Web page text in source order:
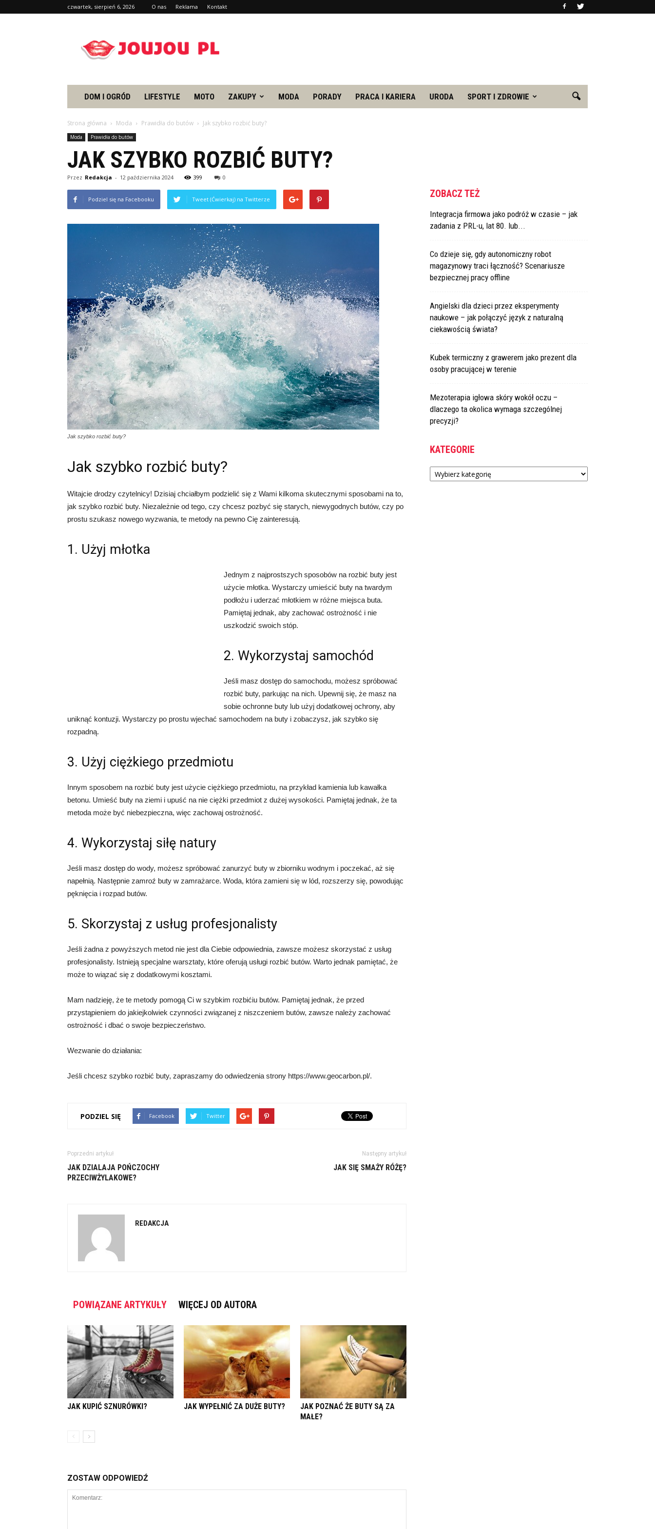
czwartek, sierpień 6, 2026 O nas Reklama Kontakt
DOM I OGRÓD LIFESTYLE MOTO ZAKUPY MODA PORADY PRACA I KARIERA URODA SPORT I ZDROWIE
Strona główna Moda Prawidła do butów Jak szybko rozbić buty?
Moda Prawidła do butów
JAK SZYBKO ROZBIĆ BUTY?
Przez Redakcja - 12 października 2024 399 0
Podziel się na Facebooku Tweet (Ćwierkaj) na Twitterze
Jak szybko rozbić buty?
Jak szybko rozbić buty?
Witajcie drodzy czytelnicy! Dzisiaj chciałbym podzielić się z Wami kilkoma skutecznymi sposobami na to,
jak szybko rozbić buty. Niezależnie od tego, czy chcesz pozbyć się starych, niewygodnych butów, czy po
prostu szukasz nowego wyzwania, te metody na pewno Cię zainteresują.
1. Użyj młotka
Jednym z najprostszych sposobów na rozbić buty jest
użycie młotka. Wystarczy umieścić buty na twardym
podłożu i uderzać młotkiem w różne miejsca buta.
Pamiętaj jednak, aby zachować ostrożność i nie
uszkodzić swoich stóp.
2. Wykorzystaj samochód
Jeśli masz dostęp do samochodu, możesz spróbować
rozbić buty, parkując na nich. Upewnij się, że masz na
sobie ochronne buty lub użyj dodatkowej ochrony, aby
uniknąć kontuzji. Wystarczy po prostu wjechać samochodem na buty i zobaczysz, jak szybko się
rozpadną.
3. Użyj ciężkiego przedmiotu
Innym sposobem na rozbić buty jest użycie ciężkiego przedmiotu, na przykład kamienia lub kawałka
betonu. Umieść buty na ziemi i upuść na nie ciężki przedmiot z dużej wysokości. Pamiętaj jednak, że ta
metoda może być niebezpieczna, więc zachowaj ostrożność.
4. Wykorzystaj siłę natury
Jeśli masz dostęp do wody, możesz spróbować zanurzyć buty w zbiorniku wodnym i poczekać, aż się
napełnią. Następnie zamroź buty w zamrażarce. Woda, która zamieni się w lód, rozszerzy się, powodując
pęknięcia i rozpad butów.
5. Skorzystaj z usług profesjonalisty
Jeśli żadna z powyższych metod nie jest dla Ciebie odpowiednia, zawsze możesz skorzystać z usług
profesjonalisty. Istnieją specjalne warsztaty, które oferują usługi rozbić butów. Warto jednak pamiętać, że
może to wiązać się z dodatkowymi kosztami.
Mam nadzieję, że te metody pomogą Ci w szybkim rozbićiu butów. Pamiętaj jednak, że przed
przystąpieniem do jakiejkolwiek czynności związanej z niszczeniem butów, zawsze należy zachować
ostrożność i dbać o swoje bezpieczeństwo.
Wezwanie do działania:
Jeśli chcesz szybko rozbić buty, zapraszamy do odwiedzenia strony https://www.geocarbon.pl/.
PODZIEL SIĘ Facebook Twitter
Poprzedni artykuł
JAK DZIALAJA POŃCZOCHY
PRZECIWŻYLAKOWE?
Następny artykuł
JAK SIĘ SMAŻY RÓŻĘ?
REDAKCJA
POWIĄZANE ARTYKUŁY WIĘCEJ OD AUTORA
JAK KUPIĆ SZNURÓWKI? JAK WYPEŁNIĆ ZA DUŻE BUTY?
JAK POZNAĆ ŻE BUTY SĄ ZA
MAŁE?
ZOSTAW ODPOWIEDŹ
ZOBACZ TEŻ
Integracja firmowa jako podróż w czasie – jak
zadania z PRL-u, lat 80. lub...
Co dzieje się, gdy autonomiczny robot
magazynowy traci łączność? Scenariusze
bezpiecznej pracy offline
Angielski dla dzieci przez eksperymenty
naukowe – jak połączyć język z naturalną
ciekawością świata?
Kubek termiczny z grawerem jako prezent dla
osoby pracującej w terenie
Mezoterapia igłowa skóry wokół oczu –
dlaczego ta okolica wymaga szczególnej
precyzji?
KATEGORIE
Kategorie